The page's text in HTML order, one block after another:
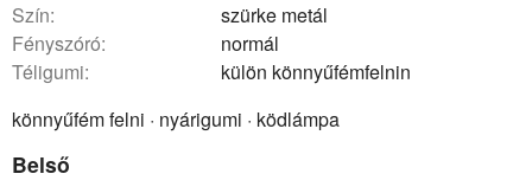
szín:
szürke metál
fényszóró:
normál
téligumi:
külön könnyűfémfelnin
könnyűfém felni · nyárigumi · ködlámpa
Belső